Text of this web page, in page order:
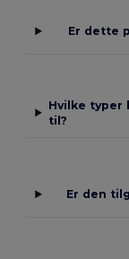
Er dette
Hvilke typer
til?
Er den